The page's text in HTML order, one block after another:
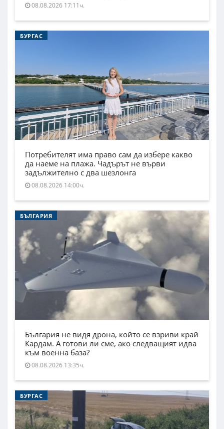
08.08.2026 17:11ч.
БУРГАС
Потребителят има право сам да избере какво
да наеме на плажа. Чадърът не върви
задължително с два шезлонга
08.08.2026 14:00ч.
БЪЛГАРИЯ
България не видя дрона, който се взриви край
Кардам. А готови ли сме, ако следващият идва
към военна база?
08.08.2026 13:35ч.
БУРГАС